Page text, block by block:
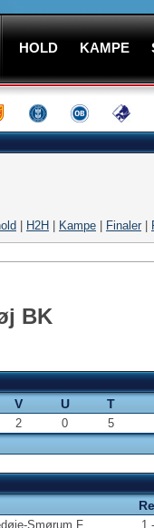
HOLD KAMPE
H2H Kampe Finaler
BK
V U T
2 0 5
Smørum F
1